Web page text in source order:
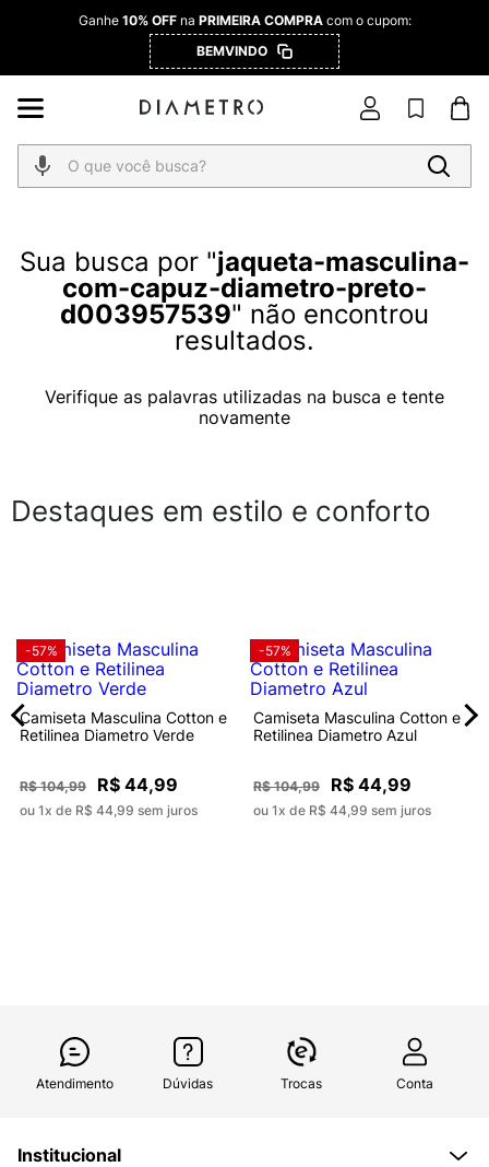
Ganhe 10% OFFna PRIMEIRA COMPRAcom o cupom:
BEMVINDO
O que você busca?
jaqueta-masculina-
com-capuz-diametro-preto-
d003957539
Destaques em estilo e conforto
-57%
Camiseta Masculina Cotton e
Retilinea Diametro Verde
R$ 104,99 R$ 44,99
ou 1x de R$ 44,99 sem juros
-57%
Camiseta Masculina Cotton e
Retilinea Diametro Azul
R$ 104,99 R$ 44,99
ou 1x de R$ 44,99 sem juros
Atendimento Dúvidas Trocas Conta
Institucional